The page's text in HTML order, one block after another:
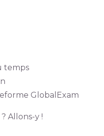
temps
GlobalExam
Allons-y !